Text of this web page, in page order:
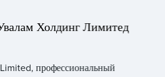
Холдинг Лимитед
профессиональный